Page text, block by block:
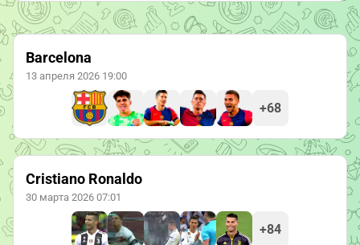
Barcelona
13 апреля 2026 19:00
+68
Cristiano Ronaldo
30 марта 2026 07:01
+84